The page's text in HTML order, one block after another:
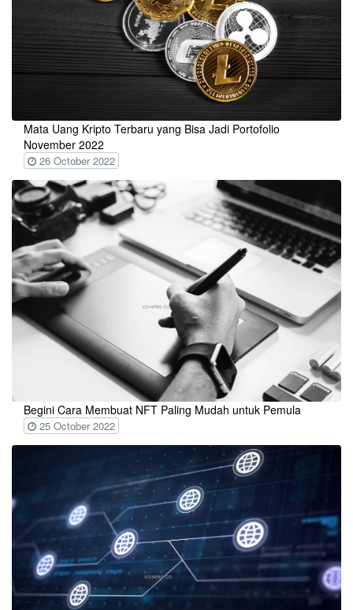
Mata Uang Kripto Terbaru yang Bisa Jadi Portofolio
November 2022
26 October 2022
Begini Cara Membuat NFT Paling Mudah untuk Pemula
25 October 2022